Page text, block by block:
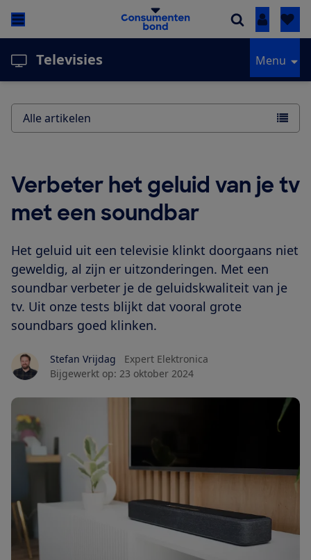
Inloggen
Televisies Menu
Verbeter het geluid van je tv
met een soundbar
Het geluid uit een televisie klinkt doorgaans niet
geweldig, al zijn er uitzonderingen. Met een
soundbar verbeter je de geluidskwaliteit van je
tv. Uit onze tests blijkt dat vooral grote
soundbars goed klinken.
Stefan Vrijdag
Expert Elektronica
Bijgewerkt op: 23 oktober 2024
Alle artikelen